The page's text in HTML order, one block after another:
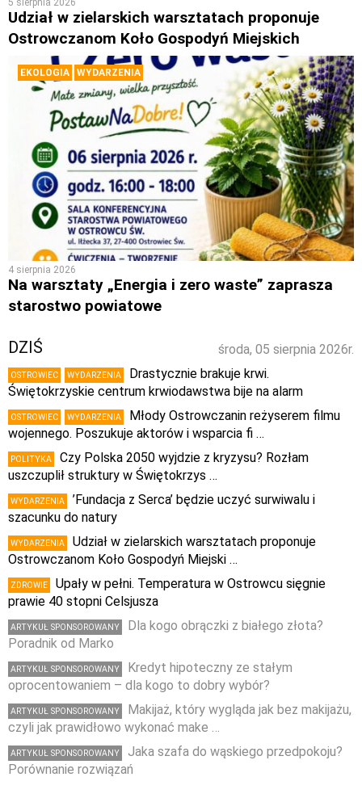
5 sierpnia 2026
Udział w zielarskich warsztatach proponuje
Ostrowczanom Koło Gospodyń Miejskich
EKOLOGIA WYDARZENIA
4 sierpnia 2026
Na warsztaty „Energia i zero waste” zaprasza
starostwo powiatowe
środa, 05 sierpnia 2026r.
DZIŚ
OSTROWIEC WYDARZENIA
Drastycznie brakuje krwi.
Świętokrzyskie centrum krwiodawstwa bije na alarm
OSTROWIEC WYDARZENIA
Młody Ostrowczanin reżyserem filmu
wojennego. Poszukuje aktorów i wsparcia fi …
POLITYKA
Czy Polska 2050 wyjdzie z kryzysu? Rozłam
uszczuplił struktury w Świętokrzys …
WYDARZENIA
’Fundacja z Serca’ będzie uczyć surwiwalu i
szacunku do natury
WYDARZENIA
Udział w zielarskich warsztatach proponuje
Ostrowczanom Koło Gospodyń Miejski …
ZDROWIE
Upały w pełni. Temperatura w Ostrowcu sięgnie
prawie 40 stopni Celsjusza
ARTYKUŁ SPONSOROWANY
Dla kogo obrączki z białego złota?
Poradnik od Marko
ARTYKUŁ SPONSOROWANY
Kredyt hipoteczny ze stałym
oprocentowaniem – dla kogo to dobry wybór?
ARTYKUŁ SPONSOROWANY
Makijaż, który wygląda jak bez makijażu,
czyli jak prawidłowo wykonać make …
ARTYKUŁ SPONSOROWANY
Jaka szafa do wąskiego przedpokoju?
Porównanie rozwiązań